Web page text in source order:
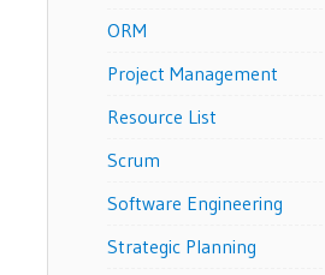
ORM
Project Management
Resource List
Scrum
Software Engineering
Strategic Planning